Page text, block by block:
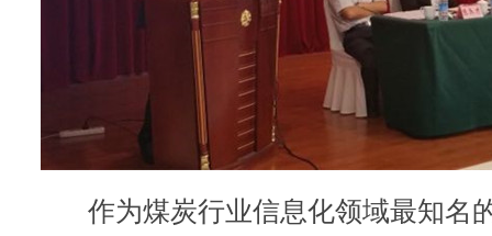
作为煤炭行业信息化领域最知名